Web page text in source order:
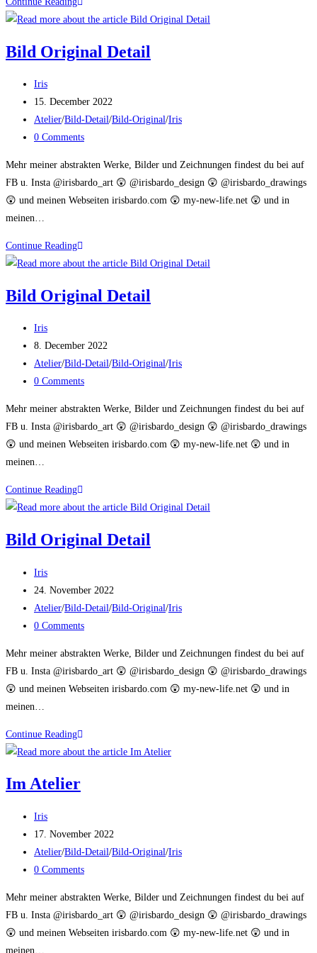
Original
Bild Original Detail
Post
author:
Iris
Post
published:
15. December 2022
Post
category:
Atelier/Bild-Detail/Bild-Original/Iris
Post
0 Comments
Mehr meiner abstrakten Werke, Bilder und Zeichnungen findest du bei auf
FB u. Insta @irisbardo_art 😲 @irisbardo_design 😲 @irisbardo_drawings
😲 und meinen Webseiten irisbardo.com 😲 my-new-life.net 😲 und in
meinen…
Continue ReadingBild
Original
Bild Original Detail
Post
author:
Iris
Post
published:
8. December 2022
Post
category:
Atelier/Bild-Detail/Bild-Original/Iris
Post
0 Comments
Mehr meiner abstrakten Werke, Bilder und Zeichnungen findest du bei auf
FB u. Insta @irisbardo_art 😲 @irisbardo_design 😲 @irisbardo_drawings
😲 und meinen Webseiten irisbardo.com 😲 my-new-life.net 😲 und in
meinen…
Continue ReadingBild
Original
Bild Original Detail
Post
author:
Iris
Post
published:
24. November 2022
Post
category:
Atelier/Bild-Detail/Bild-Original/Iris
Post
0 Comments
Mehr meiner abstrakten Werke, Bilder und Zeichnungen findest du bei auf
FB u. Insta @irisbardo_art 😲 @irisbardo_design 😲 @irisbardo_drawings
😲 und meinen Webseiten irisbardo.com 😲 my-new-life.net 😲 und in
meinen…
Continue ReadingBild
Original
Im Atelier
Post
author:
Iris
Post
published:
17. November 2022
Post
category:
Atelier/Bild-Detail/Bild-Original/Iris
Post
0 Comments
Mehr meiner abstrakten Werke, Bilder und Zeichnungen findest du bei auf
FB u. Insta @irisbardo_art 😲 @irisbardo_design 😲 @irisbardo_drawings
😲 und meinen Webseiten irisbardo.com 😲 my-new-life.net 😲 und in
meinen…